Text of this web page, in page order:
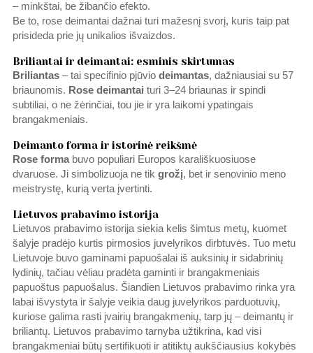
– minkštai, be žibančio efekto.
Be to, rose deimantai dažnai turi mažesnį svorį, kuris taip pat
prisideda prie jų unikalios išvaizdos.
Briliantai ir deimantai: esminis skirtumas
Briliantas– tai specifinio pjūvio deimantas, dažniausiai su 57
briaunomis. Rose deimantai turi 3–24 briaunas ir spindi
subtiliai, o ne žėrinčiai, tou jie ir yra laikomi ypatingais
brangakmeniais.
Deimanto forma ir istorinė reikšmė
Rose formabuvo populiari Europos karališkuosiuose
dvaruose. Ji simbolizuoja ne tik grožį, bet ir senovinio meno
meistrystę, kurią verta įvertinti.
Lietuvos prabavimo istorija
Lietuvos prabavimo istorija siekia kelis šimtus metų, kuomet
šalyje pradėjo kurtis pirmosios juvelyrikos dirbtuvės. Tuo metu
Lietuvoje buvo gaminami papuošalai iš auksinių ir sidabrinių
lydinių, tačiau vėliau pradėta gaminti ir brangakmeniais
papuoštus papuošalus. Šiandien Lietuvos prabavimo rinka yra
labai išvystyta ir šalyje veikia daug juvelyrikos parduotuvių,
kuriose galima rasti įvairių brangakmenių, tarp jų – deimantų ir
briliantų. Lietuvos prabavimo tarnyba užtikrina, kad visi
brangakmeniai būtų sertifikuoti ir atitiktų aukščiausius kokybės